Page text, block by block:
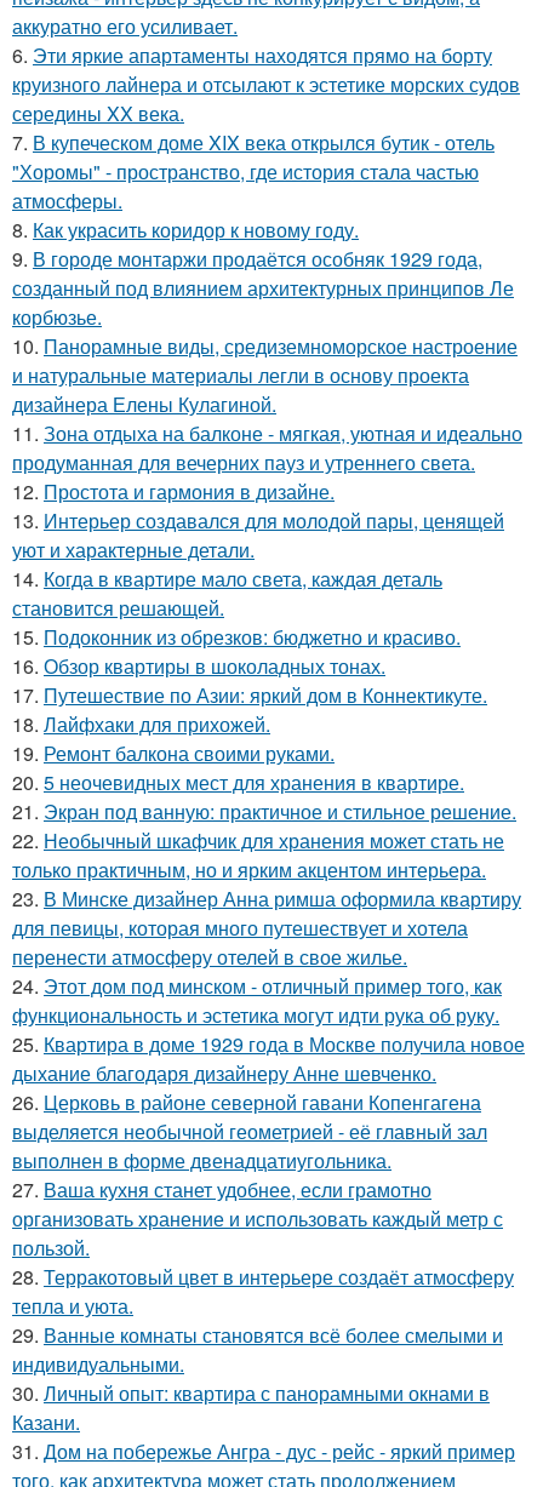
аккуратно его усиливает.
6. Эти яркие апартаменты находятся прямо на борту
круизного лайнера и отсылают к эстетике морских судов
середины XX века.
7. В купеческом доме XIX века открылся бутик - отель
"Хоромы" - пространство, где история стала частью
атмосферы.
8. Как украсить коридор к новому году.
9. В городе монтаржи продаётся особняк 1929 года,
созданный под влиянием архитектурных принципов Ле
корбюзье.
10. Панорамные виды, средиземноморское настроение
и натуральные материалы легли в основу проекта
дизайнера Елены Кулагиной.
11. Зона отдыха на балконе - мягкая, уютная и идеально
продуманная для вечерних пауз и утреннего света.
12. Простота и гармония в дизайне.
13. Интерьер создавался для молодой пары, ценящей
уют и характерные детали.
14. Когда в квартире мало света, каждая деталь
становится решающей.
15. Подоконник из обрезков: бюджетно и красиво.
16. Обзор квартиры в шоколадных тонах.
17. Путешествие по Азии: яркий дом в Коннектикуте.
18. Лайфхаки для прихожей.
19. Ремонт балкона своими руками.
20. 5 неочевидных мест для хранения в квартире.
21. Экран под ванную: практичное и стильное решение.
22. Необычный шкафчик для хранения может стать не
только практичным, но и ярким акцентом интерьера.
23. В Минске дизайнер Анна римша оформила квартиру
для певицы, которая много путешествует и хотела
перенести атмосферу отелей в свое жилье.
24. Этот дом под минском - отличный пример того, как
функциональность и эстетика могут идти рука об руку.
25. Квартира в доме 1929 года в Москве получила новое
дыхание благодаря дизайнеру Анне шевченко.
26. Церковь в районе северной гавани Копенгагена
выделяется необычной геометрией - её главный зал
выполнен в форме двенадцатиугольника.
27. Ваша кухня станет удобнее, если грамотно
организовать хранение и использовать каждый метр с
пользой.
28. Терракотовый цвет в интерьере создаёт атмосферу
тепла и уюта.
29. Ванные комнаты становятся всё более смелыми и
индивидуальными.
30. Личный опыт: квартира с панорамными окнами в
Казани.
31. Дом на побережье Ангра - дус - рейс - яркий пример
того, как архитектура может стать продолжением